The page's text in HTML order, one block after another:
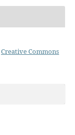
Creative Commons